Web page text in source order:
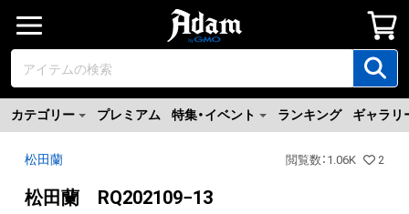
カテゴリー プレミアム 特集・イベント ランキング ギャラリ
松田蘭 閲覧数 ： 1.06K 2
松田蘭 RQ202109−13